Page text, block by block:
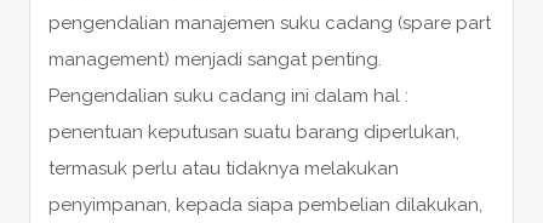
pengendalian manajemen suku cadang (spare part
management) menjadi sangat penting.
Pengendalian suku cadang ini dalam hal :
penentuan keputusan suatu barang diperlukan,
termasuk perlu atau tidaknya melakukan
penyimpanan, kepada siapa pembelian dilakukan,